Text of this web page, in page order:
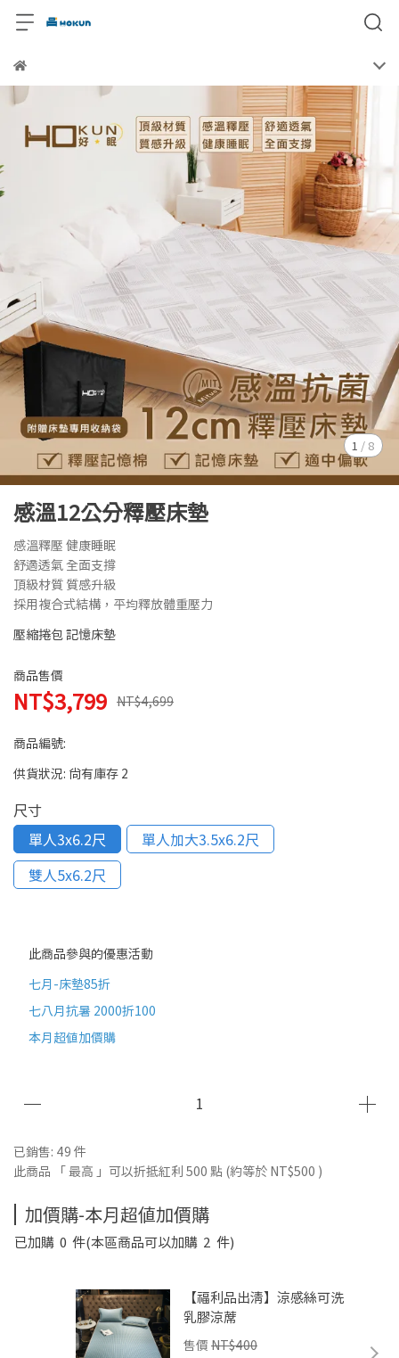
1 / 8
感溫12公分釋壓床墊
感溫釋壓 健康睡眠
舒適透氣 全面支撐
頂級材質 質感升級
採用複合式結構，平均釋放體重壓力
壓縮捲包 記憶床墊
商品售價
NT$3,799 NT$4,699
商品編號:
供貨狀況: 尚有庫存 2
尺寸
單人3x6.2尺
單人加大3.5x6.2尺
雙人5x6.2尺
此商品參與的優惠活動
七月-床墊85折
七八月抗暑 2000折100
本月超值加價購
已銷售: 49 件
此商品 「 最高 」可以折抵紅利 500 點 (約等於 NT$500 )
加價購-本月超值加價購
已加購 0 件(本區商品可以加購 2 件)
【福利品出清】涼感絲可洗
乳膠涼蓆
售價 NT$400